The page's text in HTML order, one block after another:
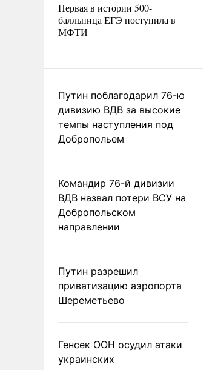
Первая в истории 500-
балльница ЕГЭ поступила в
МФТИ
Путин поблагодарил 76-ю
дивизию ВДВ за высокие
темпы наступления под
Добропольем
Командир 76-й дивизии
ВДВ назвал потери ВСУ на
Добропольском
направлении
Путин разрешил
приватизацию аэропорта
Шереметьево
Генсек ООН осудил атаки
украинских